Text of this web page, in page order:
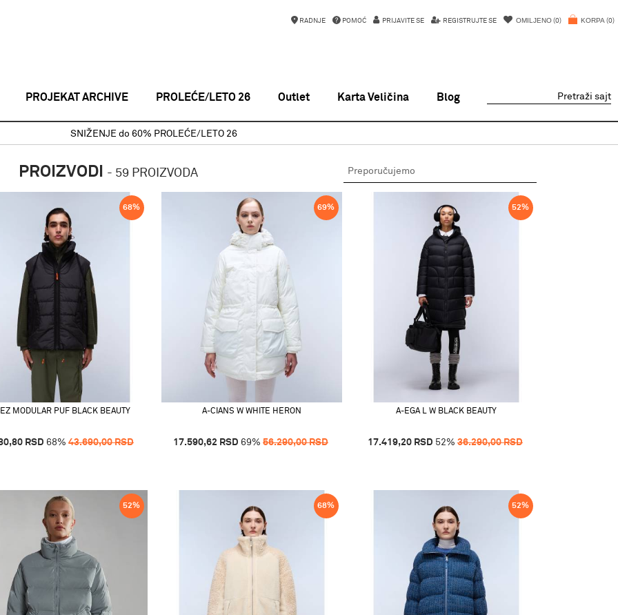
KORPA 0
OMILJENO 0
PRIJAVITE SE REGISTRUJTE SE
RADNJE POMOĆ
PROJEKAT ARCHIVE PROLEĆE/LETO 26 Outlet Karta Veličina Blog Pretraži sajt
SNIŽENJE do 60% PROLEĆE/LETO 26
PROIZVODI - 59 PROIZVODA
68%
MODULAR PUF BLACK BEAUTY
RSD 68% 43.690,00RSD
69%
A-CIANS W WHITE HERON
17.590,62 RSD 69% 56.290,00RSD
52%
A-EGA L W BLACK BEAUTY
17.419,20 RSD 52% 36.290,00RSD
52% 68% 52%